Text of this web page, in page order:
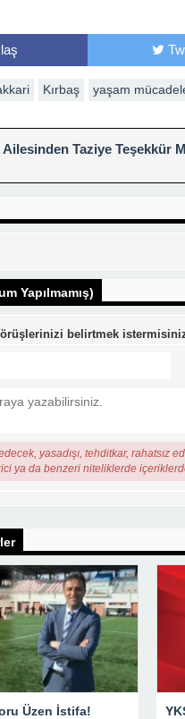
Kırbaş yaşam
Taziye Teşekkür
Yapılmamış)
belirtmek
yasadışı, tehditkar, rahatsız
ya da benzeri niteliklerde
Üzen İstifa!